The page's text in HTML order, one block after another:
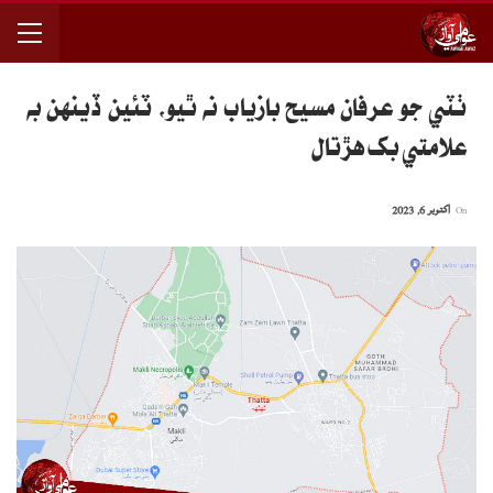
ٺٽي جو عرفان مسيح بازياب نه ٿيو، ٽئين ڏينهن به
علامتي بک هڙتال
اکتوبر 6, 2023